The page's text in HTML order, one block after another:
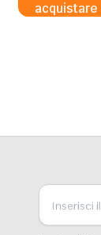
acquistare